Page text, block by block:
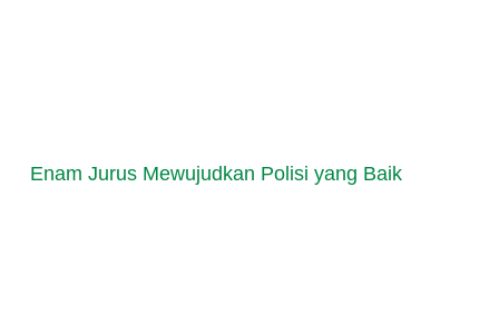
Enam Jurus Mewujudkan Polisi yang Baik